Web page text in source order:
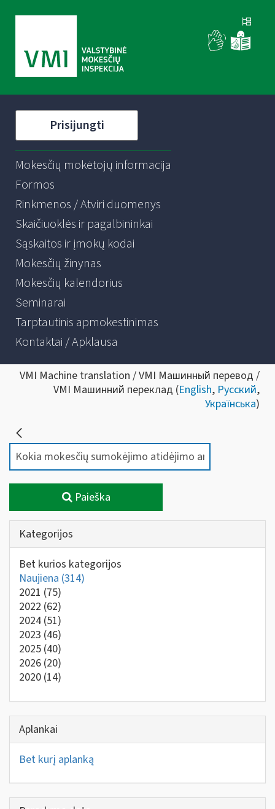
Prisijungti
Mokesčių mokėtojų informacija
Formos
Rinkmenos / Atviri duomenys
Skaičiuoklės ir pagalbininkai
Sąskaitos ir įmokų kodai
Mokesčių žinynas
Mokesčių kalendorius
Seminarai
Tarptautinis apmokestinimas
Kontaktai / Apklausa
VMI Machine translation / VMI Машинный перевод /
VMI Машинний переклад (English, Русский,
Українська)
Paieška
Kategorijos
Bet kurios kategorijos
Naujiena (314)
2021 (75)
2022 (62)
2024 (51)
2023 (46)
2025 (40)
2026 (20)
2020 (14)
Aplankai
Bet kurį aplanką